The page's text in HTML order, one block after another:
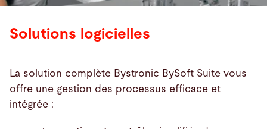
Solutions logicielles
La solution complète Bystronic BySoft Suite vous
offre une gestion des processus efficace et
intégrée :